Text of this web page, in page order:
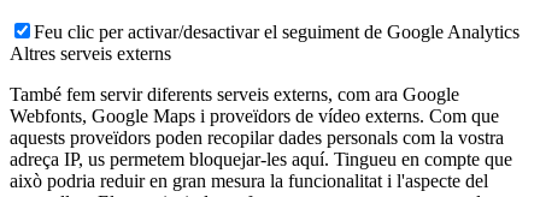
Feu clic per activar/desactivar el seguiment de Google Analytics
Altres serveis externs
També fem servir diferents serveis externs, com ara Google
Webfonts, Google Maps i proveïdors de vídeo externs. Com que
aquests proveïdors poden recopilar dades personals com la vostra
adreça IP, us permetem bloquejar-les aquí. Tingueu en compte que
això podria reduir en gran mesura la funcionalitat i l'aspecte del